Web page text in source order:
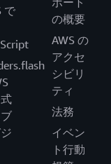
で
の概要
AWS の
アクセ
シビリ
ティ
法務
イベン
ト行動